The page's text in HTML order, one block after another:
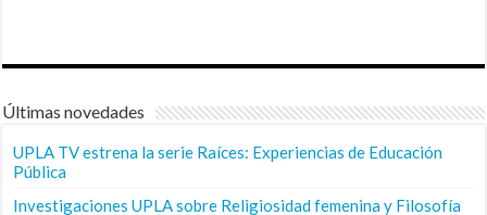
Últimas novedades
UPLA TV estrena la serie Raíces: Experiencias de Educación
Pública
Investigaciones UPLA sobre Religiosidad femenina y Filosofía